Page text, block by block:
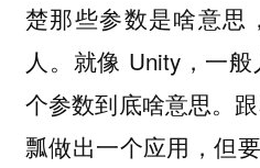
楚那些参数是啥意思
人。就像 Unity，一
个参数到底啥意思。
瓢做出一个应用，但